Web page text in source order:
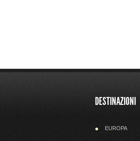
DESTINAZIONI
EUROPA